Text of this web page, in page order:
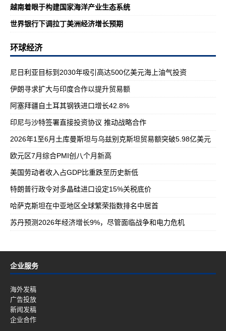
越南着眼于构建国家海洋产业生态系统
世界银行下调拉丁美洲经济增长预期
环球经济
尼日利亚目标到2030年吸引高达500亿美元海上油气投资
伊朗寻求扩大与印度合作以提升贸易额
阿塞拜疆自土耳其钢铁进口增长42.8%
印尼与沙特签署直接投资协议 推动战略合作
2026年1至6月土库曼斯坦与乌兹别克斯坦贸易额突破5.98亿美元
欧元区7月综合PMI创八个月新高
美国劳动者收入占GDP比重跌至历史新低
特朗普行政令对多晶硅进口设定15%关税底价
哈萨克斯坦在中亚地区全球繁荣指数排名中居首
苏丹预测2026年经济增长9%，尽管面临战争和电力危机
企业服务
海外发稿
广告投放
新闻发稿
企业合作